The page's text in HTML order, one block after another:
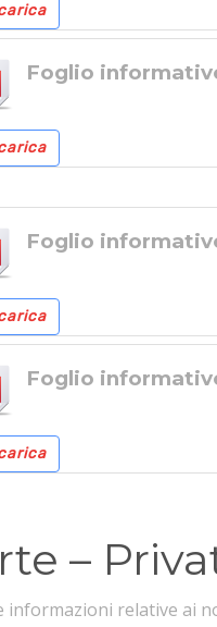
Foglio
Foglio
Foglio
–
informazioni relative ai